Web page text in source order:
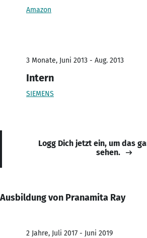
Amazon
3 Monate, Juni 2013 - Aug. 2013
Intern
SIEMENS
Logg Dich jetzt ein, um das
sehen.
Ausbildung von Pranamita Ray
2 Jahre, Juli 2017 - Juni 2019